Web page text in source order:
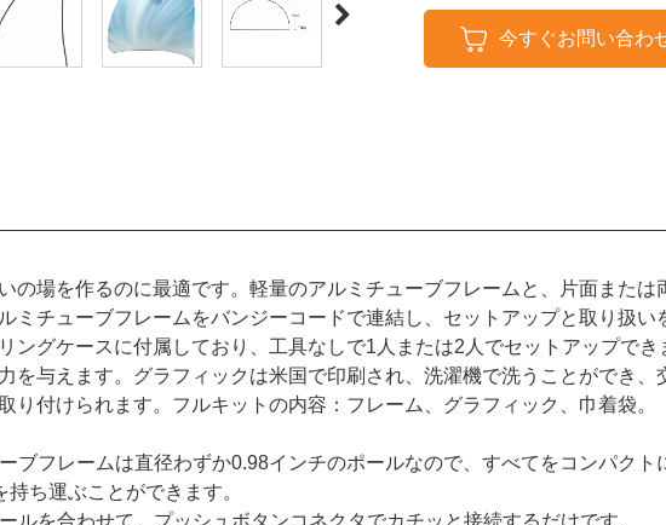
今すぐお問い合わ
の場を作るのに最適です。軽量のアルミチューブフレームと、片面また
ミチューブフレームをバンジーコードで連結し、セットアップと取り扱
ングケースに付属しており、工具なしで1人または2人でセットアップで
を与えます。グラフィックは米国で印刷され、洗濯機で洗うことができ
り付けられます。フルキットの内容：フレーム、グラフィック、巾着袋。
ブフレームは直径わずか0.98インチのポールなので、すべてをコンパクト
ち運ぶことができます。